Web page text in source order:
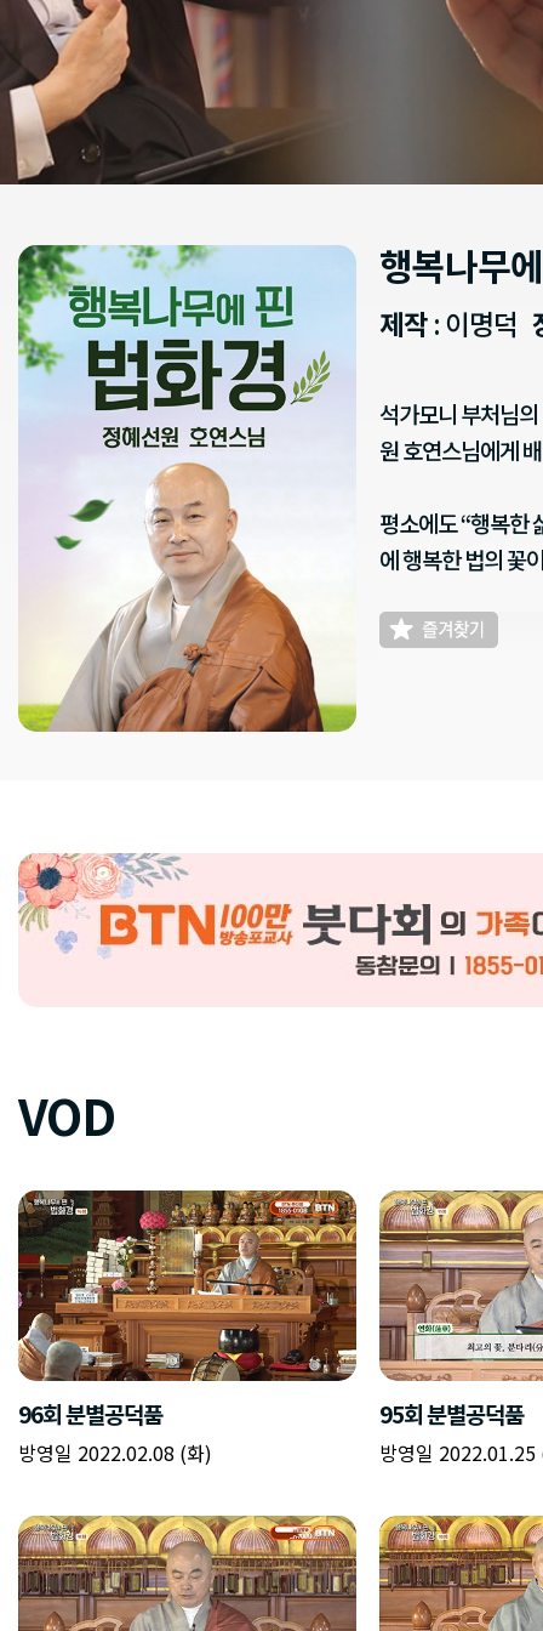
행복나무
제작: 이명덕
석가모니 부처님
원 호연스님에게
평소에도 “행복한
에 행복한 법의 꽃
VOD
96회 분별공덕품
방영일 2022.02.08 (화)
95회 분별공덕품
방영일 2022.01.25